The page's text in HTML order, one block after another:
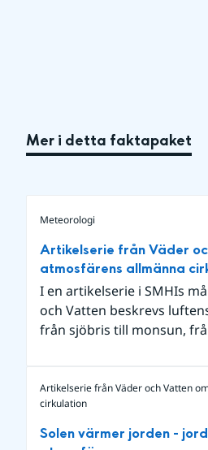
Mer i detta faktapaket
Meteorologi
Artikelserie från Väder
atmosfärens allmänna
I en artikelserie i SMHIs
och Vatten beskrevs
från sjöbris till monsun,
Artikelserie från Väder och Vatten
cirkulation
Solen värmer jorden -